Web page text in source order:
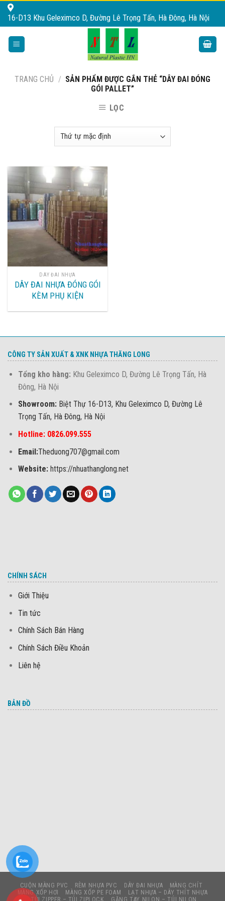
Skip
16-D13 Khu Geleximco D, Đường Lê Trọng Tấn, Hà Đông, Hà Nội
TRANG CHỦ / SẢN PHẨM ĐƯỢC GẮN THẺ “DÂY ĐAI ĐÓNG
GÓI PALLET”
LỌC
DÂY ĐAI NHỰA
DÂY ĐAI NHỰA ĐÓNG GÓI
KÈM PHỤ KIỆN
CÔNG TY SẢN XUẤT & XNK NHỰA THĂNG LONG
Tổng kho hàng: Khu Geleximco D, Đường Lê Trọng Tấn, Hà
Đông, Hà Nội
Showroom: Biệt Thự 16-D13, Khu Geleximco D, Đường Lê
Trọng Tấn, Hà Đông, Hà Nội
Hotline: 0826.099.555
Email:Theduong707@gmail.com
Website:https://nhuathanglong.net
CHÍNH SÁCH
Giới Thiệu
Tin tức
Chính Sách Bán Hàng
Chính Sách Điều Khoản
Liên hệ
BẢN ĐỒ
CUỘN MÀNG PVC RÈM NHỰA PVC DÂY ĐAI NHỰA
MÀNG CHÍT
MÀNG XỐP HƠI
MÀNG XỐP PE FOAM
LẠT NHỰA – DÂY THÍT NHỰA
TÚI ZIPPER – TÚI ZIPLOCK
GĂNG TAY NILON – TÚI NILON